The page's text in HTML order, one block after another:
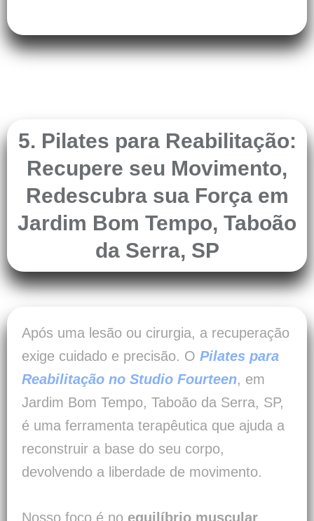
5. Pilates para Reabilitação:
Recupere seu Movimento,
Redescubra sua Força em
Jardim Bom Tempo, Taboão
da Serra, SP
Após uma lesão ou cirurgia, a recuperação
exige cuidado e precisão. O Pilates para
Reabilitação no Studio Fourteen, em
Jardim Bom Tempo, Taboão da Serra, SP,
é uma ferramenta terapêutica que ajuda a
reconstruir a base do seu corpo,
devolvendo a liberdade de movimento.
Nosso foco é no equilíbrio muscular